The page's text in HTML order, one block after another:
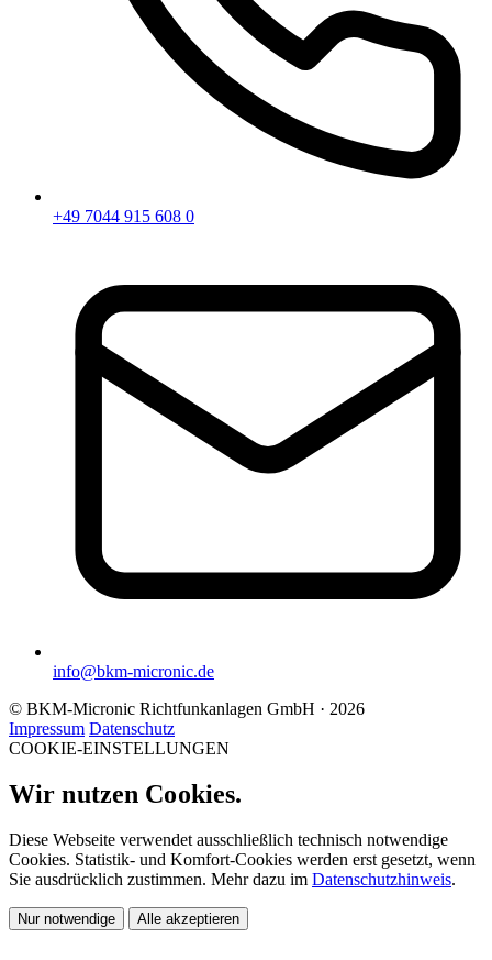
+49 7044 915 608 0
info@bkm-micronic.de
© BKM-Micronic Richtfunkanlagen GmbH · 2026
Impressum Datenschutz
COOKIE-EINSTELLUNGEN
Wir nutzen Cookies.
Diese Webseite verwendet ausschließlich technisch notwendige
Cookies. Statistik- und Komfort-Cookies werden erst gesetzt, wenn
Sie ausdrücklich zustimmen. Mehr dazu im Datenschutzhinweis.
Nur notwendige Alle akzeptieren